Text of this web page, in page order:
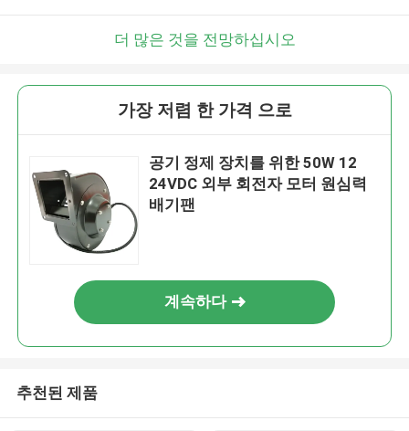
더 많은 것을 전망하십시오
가장 저렴 한 가격 으로
공기 정제 장치를 위한 50W 12
24VDC 외부 회전자 모터 원심력
배기팬
계속하다
추천된 제품